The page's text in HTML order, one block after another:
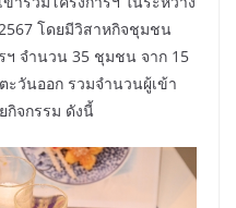
โดยมีวิสาหกิจชุมชน
ฯ จำนวน 35 ชุมชน จาก 15
ะวันออก รวมจำนวนผู้เข้า
กิจกรรม ดังนี้